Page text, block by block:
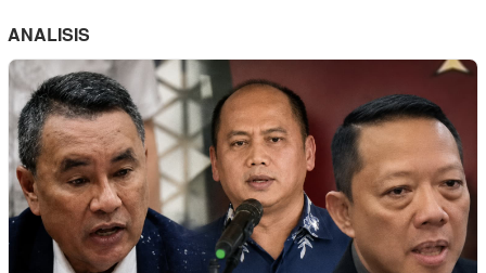
ANALISIS